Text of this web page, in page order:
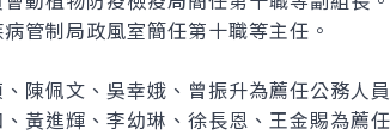
管制局政風室簡任第十職等主任。
陳佩文、吳幸娥、曾振升為薦任公務人員
黃進輝、李幼琳、徐長恩、王金賜為薦